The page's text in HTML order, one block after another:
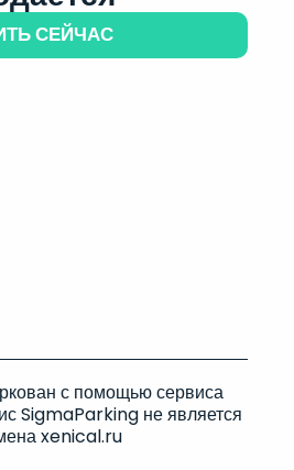
СЕЙЧАС
с помощью сервиса
SigmaParking не является
xenical.ru